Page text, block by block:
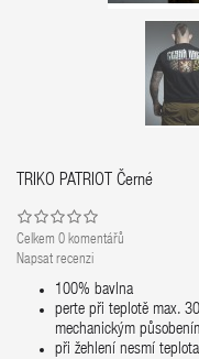
TRIKO PATRIOT Černé
Celkem 0 komentářů
Napsat recenzi
100% bavlna
perte při teplotě max.
mechanickým
při žehlení nesmí